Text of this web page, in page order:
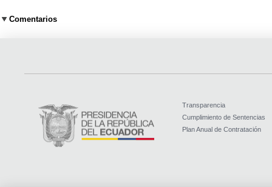
Comentarios
Transparencia
Cumplimiento de Sentencias
Plan Anual de Contratación